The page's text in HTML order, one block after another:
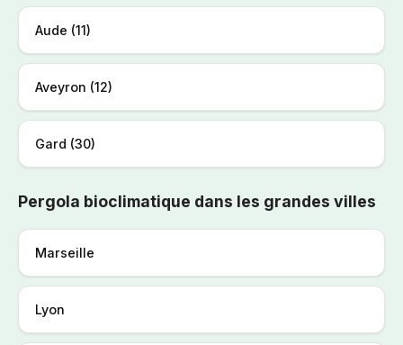
Aude (11)
Aveyron (12)
Gard (30)
Pergola bioclimatique dans les grandes villes
Marseille
Lyon